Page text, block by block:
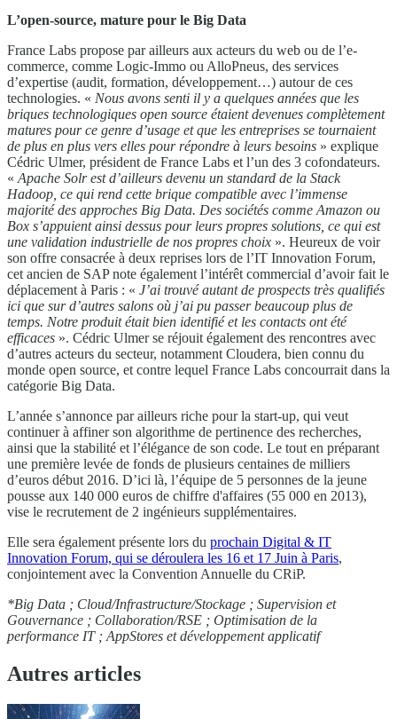
L’open-source, mature pour le Big Data
France Labs propose par ailleurs aux acteurs du web ou de l’e-
commerce, comme Logic-Immo ou AlloPneus, des services
d’expertise (audit, formation, développement…) autour de ces
technologies. « Nous avons senti il y a quelques années que les
briques technologiques open source étaient devenues complètement
matures pour ce genre d’usage et que les entreprises se tournaient
de plus en plus vers elles pour répondre à leurs besoins » explique
Cédric Ulmer, président de France Labs et l’un des 3 cofondateurs.
« Apache Solr est d’ailleurs devenu un standard de la Stack
Hadoop, ce qui rend cette brique compatible avec l’immense
majorité des approches Big Data. Des sociétés comme Amazon ou
Box s’appuient ainsi dessus pour leurs propres solutions, ce qui est
une validation industrielle de nos propres choix ». Heureux de voir
son offre consacrée à deux reprises lors de l’IT Innovation Forum,
cet ancien de SAP note également l’intérêt commercial d’avoir fait le
déplacement à Paris : « J’ai trouvé autant de prospects très qualifiés
ici que sur d’autres salons où j’ai pu passer beaucoup plus de
temps. Notre produit était bien identifié et les contacts ont été
efficaces ». Cédric Ulmer se réjouit également des rencontres avec
d’autres acteurs du secteur, notamment Cloudera, bien connu du
monde open source, et contre lequel France Labs concourrait dans la
catégorie Big Data.
L’année s’annonce par ailleurs riche pour la start-up, qui veut
continuer à affiner son algorithme de pertinence des recherches,
ainsi que la stabilité et l’élégance de son code. Le tout en préparant
une première levée de fonds de plusieurs centaines de milliers
d’euros début 2016. D’ici là, l’équipe de 5 personnes de la jeune
pousse aux 140 000 euros de chiffre d'affaires (55 000 en 2013),
vise le recrutement de 2 ingénieurs supplémentaires.
Elle sera également présente lors du prochain Digital & IT
Innovation Forum, qui se déroulera les 16 et 17 Juin à Paris,
conjointement avec la Convention Annuelle du CRiP.
*Big Data ; Cloud/Infrastructure/Stockage ; Supervision et
Gouvernance ; Collaboration/RSE ; Optimisation de la
performance IT ; AppStores et développement applicatif
Autres articles